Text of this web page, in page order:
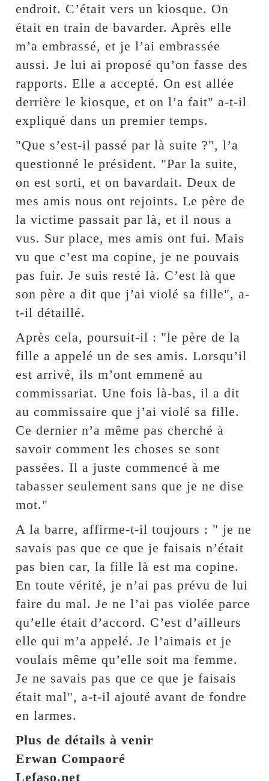
endroit. C’était vers un kiosque. On
était en train de bavarder. Après elle
m’a embrassé, et je l’ai embrassée
aussi. Je lui ai proposé qu’on fasse des
rapports. Elle a accepté. On est allée
derrière le kiosque, et on l’a fait" a-t-il
expliqué dans un premier temps.
"Que s’est-il passé par là suite ?", l’a
questionné le président. "Par la suite,
on est sorti, et on bavardait. Deux de
mes amis nous ont rejoints. Le père de
la victime passait par là, et il nous a
vus. Sur place, mes amis ont fui. Mais
vu que c’est ma copine, je ne pouvais
pas fuir. Je suis resté là. C’est là que
son père a dit que j’ai violé sa fille", a-
t-il détaillé.
Après cela, poursuit-il : "le père de la
fille a appelé un de ses amis. Lorsqu’il
est arrivé, ils m’ont emmené au
commissariat. Une fois là-bas, il a dit
au commissaire que j’ai violé sa fille.
Ce dernier n’a même pas cherché à
savoir comment les choses se sont
passées. Il a juste commencé à me
tabasser seulement sans que je ne dise
mot."
A la barre, affirme-t-il toujours : " je ne
savais pas que ce que je faisais n’était
pas bien car, la fille là est ma copine.
En toute vérité, je n’ai pas prévu de lui
faire du mal. Je ne l’ai pas violée parce
qu’elle était d’accord. C’est d’ailleurs
elle qui m’a appelé. Je l’aimais et je
voulais même qu’elle soit ma femme.
Je ne savais pas que ce que je faisais
était mal", a-t-il ajouté avant de fondre
en larmes.
Plus de détails à venir
Erwan Compaoré
Lefaso.net